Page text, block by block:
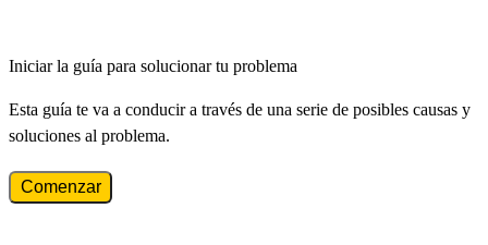
Iniciar la guía para solucionar tu problema
Esta guía te va a conducir a través de una serie de posibles causas y
soluciones al problema.
Comenzar